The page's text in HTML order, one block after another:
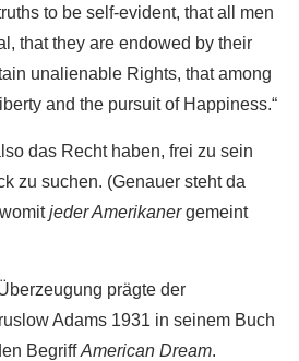
to be self-evident, that all men
that they are endowed by their
unalienable Rights, that among
and the pursuit of Happiness.“
das Recht haben, frei zu sein
zu suchen. (Genauer steht da
jeder Amerikanergemeint
prägte der
Adams 1931 in seinem Buch
BegriffAmerican Dream.